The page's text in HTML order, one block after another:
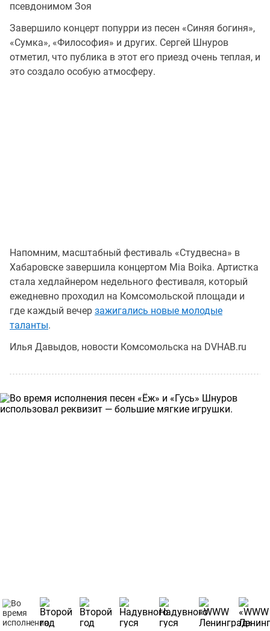
псевдонимом Зоя
Завершило концерт попурри из песен «Синяя богиня»,
«Сумка», «Философия» и других. Сергей Шнуров
отметил, что публика в этот его приезд очень теплая, и
это создало особую атмосферу.
Напомним, масштабный фестиваль «Студвесна» в
Хабаровске завершила концертом Mia Boika. Артистка
стала хедлайнером недельного фестиваля, который
ежедневно проходил на Комсомольской площади и
где каждый вечер зажигались новые молодые
таланты.
Илья Давыдов, новости Комсомольска на DVHAB.ru